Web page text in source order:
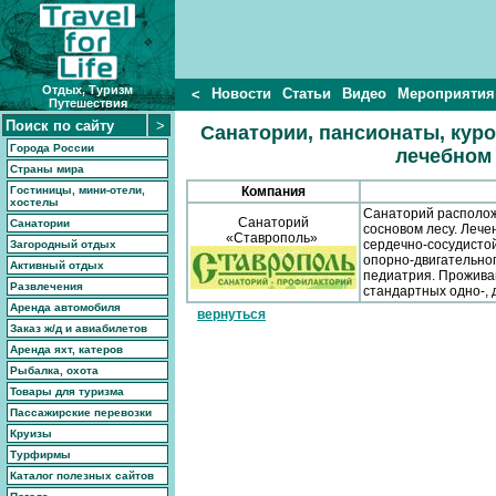
Отдых, Туризм
Путешествия
< Новости Статьи Видео Мероприятия
Города России
Страны мира
Гостиницы, мини-отели,
хостелы
Санатории
Загородный отдых
Активный отдых
Развлечения
Аренда автомобиля
Заказ ж/д и авиабилетов
Аренда яхт, катеров
Рыбалка, охота
Товары для туризма
Пассажирские перевозки
Круизы
Турфирмы
Каталог полезных сайтов
Санатории, пансионаты,
лечебном
Компания
Санаторий
«Ставрополь»
Санаторий
сосновом лесу.
сердечно-
опорно-
педиатрия.
стандартных одно-,
вернуться